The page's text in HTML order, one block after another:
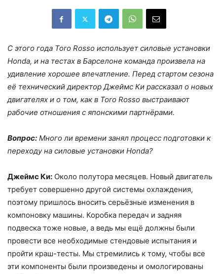
С этого года Toro Rosso использует силовые установки
Honda, и на тестах в Барселоне команда произвела на
удивление хорошее впечатление. Перед стартом сезона
её технический директор Джеймс Ки рассказал о новых
двигателях и о том, как в Toro Rosso выстраивают
рабочие отношения с японскими партнёрами.
Вопрос: Много ли времени занял процесс подготовки к
переходу на силовые установки Honda?
Джеймс Ки: Около полутора месяцев. Новый двигатель
требует совершенно другой системы охлаждения,
поэтому пришлось вносить серьёзные изменения в
компоновку машины. Коробка передач и задняя
подвеска тоже новые, а ведь мы ещё должны были
провести все необходимые стендовые испытания и
пройти краш-тесты. Мы стремились к тому, чтобы все
эти компоненты были произведены и омологированы